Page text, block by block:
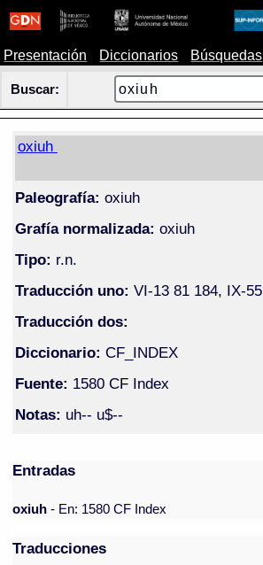
Presentación Diccionarios Búsquedas
Buscar:
oxiuh
Paleografía: oxiuh
Grafía normalizada: oxiuh
Tipo: r.n.
Traducción uno: VI-13 81 184, IX-55
Traducción dos:
Diccionario: CF_INDEX
Fuente: 1580 CF Index
Notas: uh-- u$--
Entradas
oxiuh- En: 1580 CF Index
Traducciones